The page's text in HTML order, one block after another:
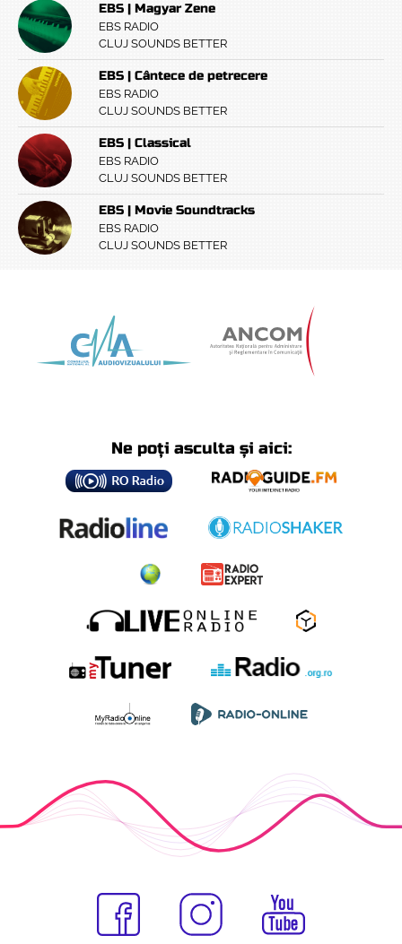
EBS | Magyar Zene
EBS RADIO
CLUJ SOUNDS BETTER
EBS | Cântece de petrecere
EBS RADIO
CLUJ SOUNDS BETTER
EBS | Classical
EBS RADIO
CLUJ SOUNDS BETTER
EBS | Movie Soundtracks
EBS RADIO
CLUJ SOUNDS BETTER
Ne poți asculta și aici: